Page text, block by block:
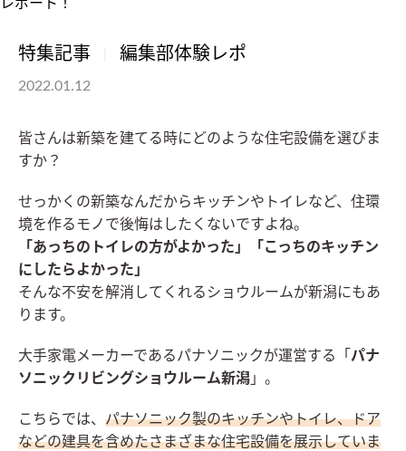
特集記事 編集部体験レポ
2022.01.12
皆さんは新築を建てる時にどのような住宅設備を選びま
すか？
せっかくの新築なんだからキッチンやトイレなど、住環
境を作るモノで後悔はしたくないですよね。
「あっちのトイレの方がよかった」「こっちのキッチン
にしたらよかった」
そんな不安を解消してくれるショウルームが新潟にもあ
ります。
大手家電メーカーであるパナソニックが運営する「 パナ
ソニックリビングショウルーム新潟 」。
こちらでは、 パナソニック製のキッチンやトイレ、ドア
などの建具を含めたさまざまな住宅設備を展示していま